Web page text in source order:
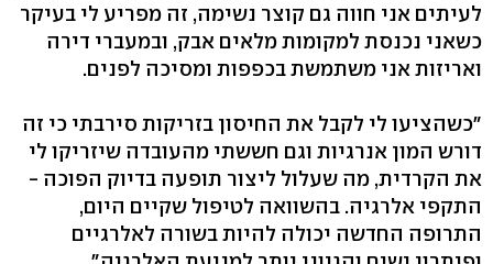
לעיתים אני חווה גם קוצר נשימה, זה מפריע לי בעיקר
כשאני נכנסת למקומות מלאים אבק, ובמעברי דירה
ואריזות אני משתמשת בכפפות ומסיכה לפנים.
"כשהציעו לי לקבל את החיסון בזריקות סירבתי כי זה
דורש המון אנרגיות וגם חששתי מהעובדה שיזריקו לי
את הקרדית, מה שעלול ליצור תופעה בדיוק הפוכה -
התקפי אלרגיה. בהשוואה לטיפול שקיים היום,
התרופה החדשה יכולה להיות בשורה לאלרגיים